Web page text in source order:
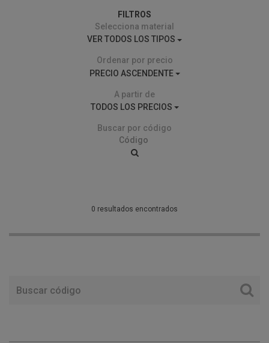
FILTROS
Selecciona material
VER TODOS LOS TIPOS
Ordenar por precio
PRECIO ASCENDENTE
A partir de
TODOS LOS PRECIOS
Buscar por código
0 resultados encontrados